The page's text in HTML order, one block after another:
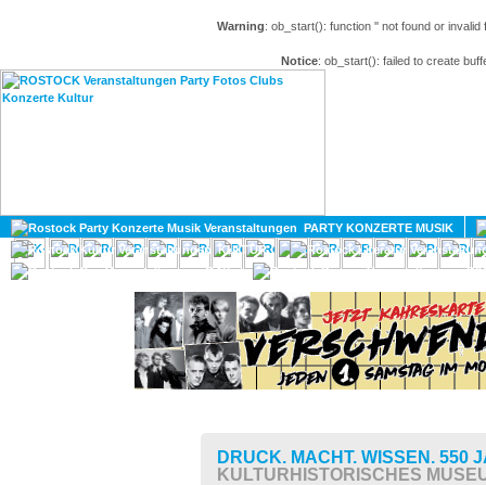
Warning: ob_start(): function '' not found or
Notice: ob_start(): failed to create
PARTY KONZERTE MUSIK
KULTUR
GAY
DRUCK. MACHT. WISSEN. 550
KULTURHISTORISCHES